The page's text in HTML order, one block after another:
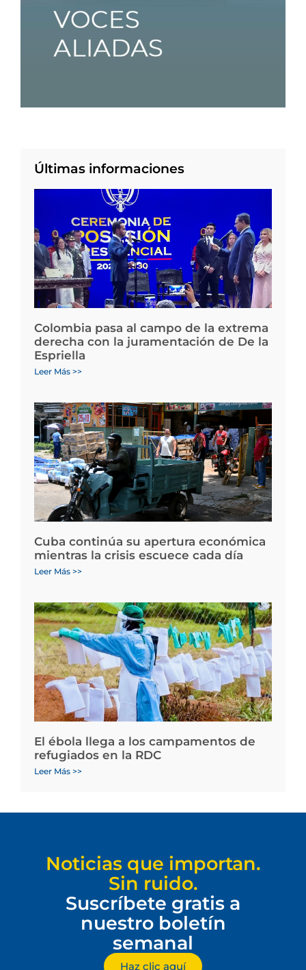
Últimas informaciones
Colombia pasa al campo de la extrema
derecha con la juramentación de De la
Espriella
Leer Más >>
Cuba continúa su apertura económica
mientras la crisis escuece cada día
Leer Más >>
El ébola llega a los campamentos de
refugiados en la RDC
Leer Más >>
Noticias que importan.
Sin ruido.
Suscríbete gratis a
nuestro boletín
semanal
Haz clic aquí